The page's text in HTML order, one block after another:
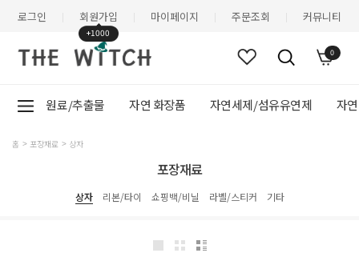
로그인 회원가입
+1000
마이페이지 주문조회 커뮤니티
0
원료/추출물 자연 화장품 자연세제/섬유유연제 자
홈 포장재료 상자
포장재료
상자 리본/타이 쇼핑백/비닐 라벨/스티커 기타